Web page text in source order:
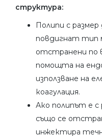
структура:
Полипи с
повдигнат тип
отстранени по
помощта на
използване на
коагулация.
Ако полипът е с
също се
инжектира